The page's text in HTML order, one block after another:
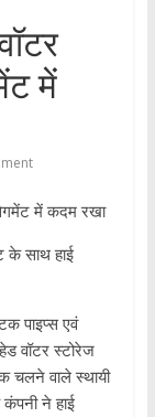
में
में कदम रखा
के साथ हाई
पाइप्‍स एवं
वॉटर स्टोरेज
वाले स्थायी
ने हाई